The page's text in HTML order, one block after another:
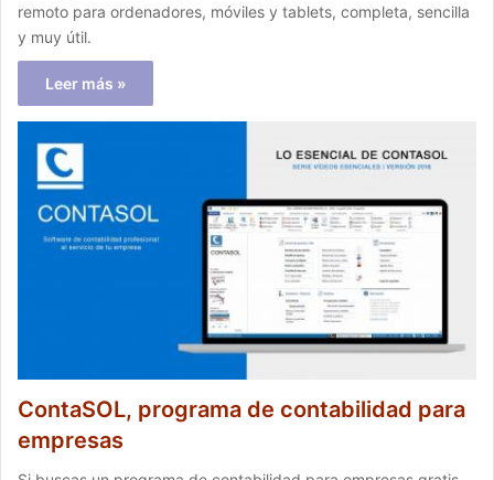
remoto para ordenadores, móviles y tablets, completa, sencilla
y muy útil.
Leer más »
ContaSOL, programa de contabilidad para
empresas